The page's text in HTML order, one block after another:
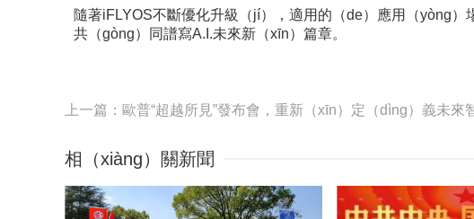
隨著iFLYOS不斷優化升級（jí），適用的（de）應用（yòng
共（gòng）同譜寫A.I.未來新（xīn）篇章。
上一篇：歐普“超越所見”發布會，重新（xīn）定（dìng）義未來
相（xiàng）關新聞